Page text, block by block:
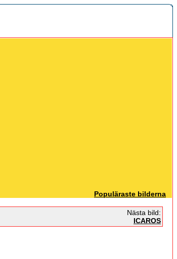
Populäraste bilderna
Nästa bild:
ICAROS